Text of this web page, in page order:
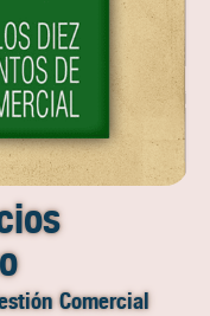
Comercial